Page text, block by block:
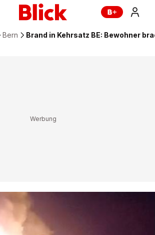
Bern Brand in Kehrsatz BE: Bewohner